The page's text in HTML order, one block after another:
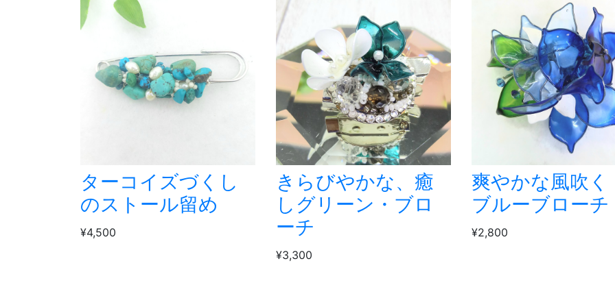
ターコイズづくし
のストール留め
¥4,500
きらびやかな、癒
しグリーン・ブロ
ーチ
¥3,300
爽やかな風吹く
ブルーブローチ
¥2,800